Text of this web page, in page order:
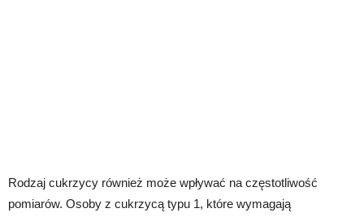
Rodzaj cukrzycy również może wpływać na częstotliwość
pomiarów. Osoby z cukrzycą typu 1, które wymagają